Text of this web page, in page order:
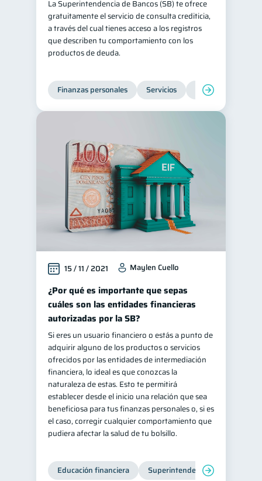
Salud mental 1 ahorro 1
Retiro Doble sueldo
Gasto responsable
La Superintendencia de Bancos (SB) te ofrece
gratuitamente el servicio de consulta crediticia,
a través del cual tienes acceso a los registros
que describen tu comportamiento con los
productos de deuda.
Finanzas personales Servicios Inclusión financiera
15 / 11 / 2021 Maylen Cuello
¿Por qué es importante que sepas
cuáles son las entidades financieras
autorizadas por la SB?
Si eres un usuario financiero o estás a punto de
adquirir alguno de los productos o servicios
ofrecidos por las entidades de intermediación
financiera, lo ideal es que conozcas la
naturaleza de estas. Esto te permitirá
establecer desde el inicio una relación que sea
beneficiosa para tus finanzas personales o, si es
el caso, corregir cualquier comportamiento que
pudiera afectar la salud de tu bolsillo.
Educación financiera Superintendencia de Bancos